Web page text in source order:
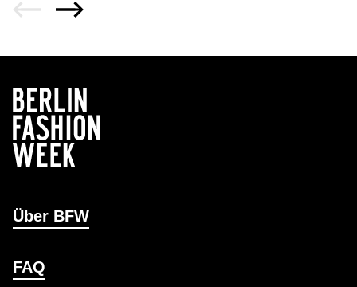
Über BFW
FAQ